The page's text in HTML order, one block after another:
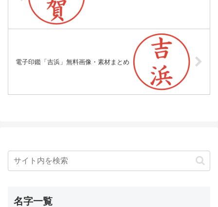
電子印鑑「吉浜」無料画像・素材まとめ
名字一覧